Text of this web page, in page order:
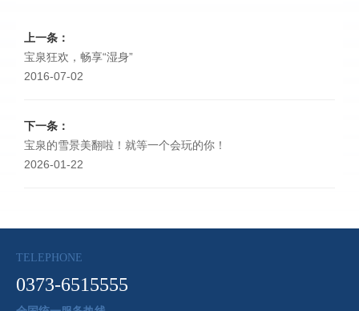
上一条：
宝泉狂欢，畅享“湿身”
2016-07-02
下一条：
宝泉的雪景美翻啦！就等一个会玩的你！
2026-01-22
TELEPHONE
0373-6515555